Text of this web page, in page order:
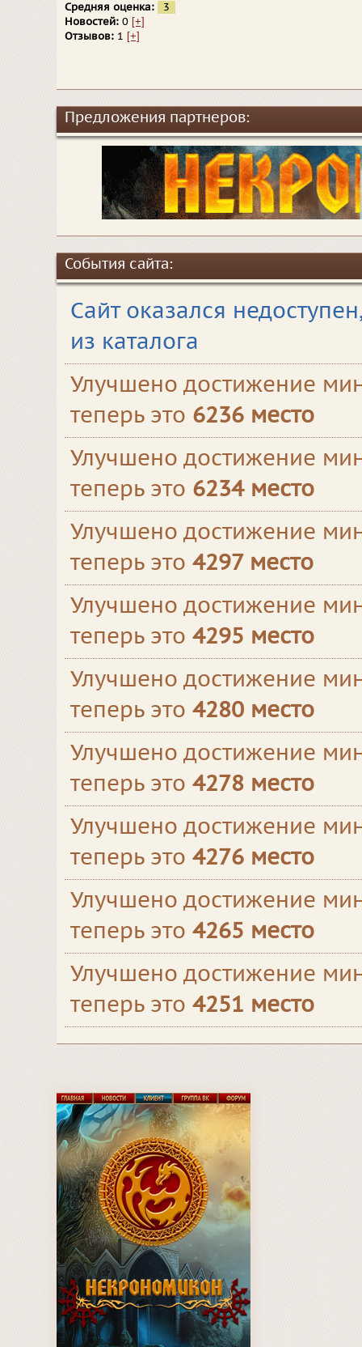
Средняя оценка:
3
Новостей: 0 [+]
Отзывов: 1 [+]
Предложения партнеров:
События сайта:
Сайт оказался
из каталога
Улучшено достижение
теперь это 6236 место
Улучшено достижение
теперь это 6234 место
Улучшено достижение
теперь это 4297 место
Улучшено достижение
теперь это 4295 место
Улучшено достижение
теперь это 4280 место
Улучшено достижение
теперь это 4278 место
Улучшено достижение
теперь это 4276 место
Улучшено достижение
теперь это 4265 место
Улучшено достижение
теперь это 4251 место